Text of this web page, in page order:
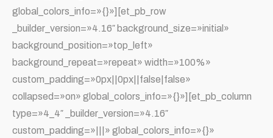
global_colors_info=»{}»][et_pb_row
_builder_version=»4.16″ background_size=»initial»
background_position=»top_left»
background_repeat=»repeat» width=»100%»
custom_padding=»0px||0px||false|false»
collapsed=»on» global_colors_info=»{}»][et_pb_column
type=»4_4″ _builder_version=»4.16″
custom_padding=»|||» global_colors_info=»{}»